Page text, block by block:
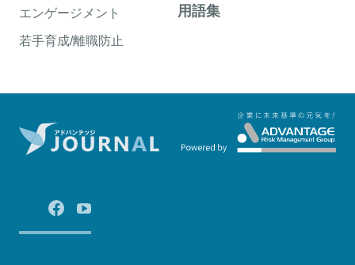
エンゲージメント
若手育成/離職防止
用語集